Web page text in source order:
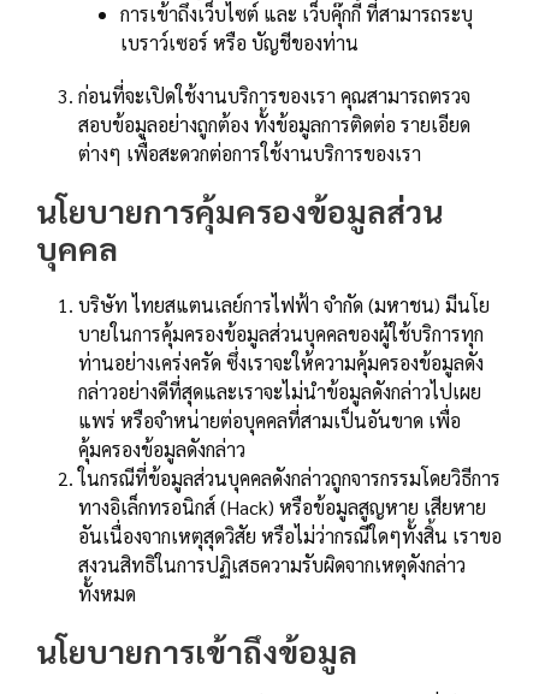
การเข้าถึงเว็บไซต์ และ เว็บคุ๊กกี้ ที่สามารถระบุ
เบราว์เซอร์ หรือ บัญชีของท่าน
ก่อนที่จะเปิดใช้งานบริการของเรา คุณสามารถตรวจ
สอบข้อมูลอย่างถูกต้อง ทั้งข้อมูลการติดต่อ รายเอียด
ต่างๆ เพื่อสะดวกต่อการใช้งานบริการของเรา
นโยบายการคุ้มครองข้อมูลส่วน
บุคคล
บริษัท ไทยสแตนเลย์การไฟฟ้า จำกัด (มหาชน) มีนโย
บายในการคุ้มครองข้อมูลส่วนบุคคลของผู้ใช้บริการทุก
ท่านอย่างเคร่งครัด ซึ่งเราจะให้ความคุ้มครองข้อมูลดัง
กล่าวอย่างดีที่สุดและเราจะไม่นำข้อมูลดังกล่าวไปเผย
แพร่ หรือจำหน่ายต่อบุคคลที่สามเป็นอันขาด เพื่อ
คุ้มครองข้อมูลดังกล่าว
ในกรณีที่ข้อมูลส่วนบุคคลดังกล่าวถูกจารกรรมโดยวิธีการ
ทางอิเล็กทรอนิกส์ (Hack) หรือข้อมูลสูญหาย เสียหาย
อันเนื่องจากเหตุสุดวิสัย หรือไม่ว่ากรณีใดๆทั้งสิ้น เราขอ
สงวนสิทธิในการปฏิเสธความรับผิดจากเหตุดังกล่าว
ทั้งหมด
นโยบายการเข้าถึงข้อมูล